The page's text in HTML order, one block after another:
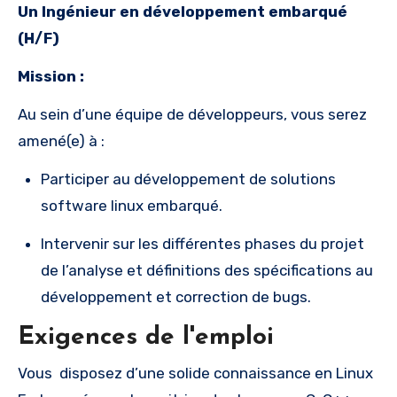
Un Ingénieur en développement embarqué
(H/F)
Mission :
Au sein d’une équipe de développeurs, vous serez
amené(e) à :
Participer au développement de solutions
software linux embarqué.
Intervenir sur les différentes phases du projet
de l’analyse et définitions des spécifications au
développement et correction de bugs.
Exigences de l'emploi
Vous disposez d’une solide connaissance en Linux